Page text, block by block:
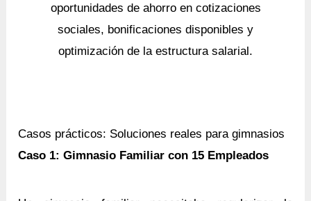
oportunidades de ahorro en cotizaciones
sociales, bonificaciones disponibles y
optimización de la estructura salarial.
Casos prácticos: Soluciones reales para gimnasios
Caso 1: Gimnasio Familiar con 15 Empleados